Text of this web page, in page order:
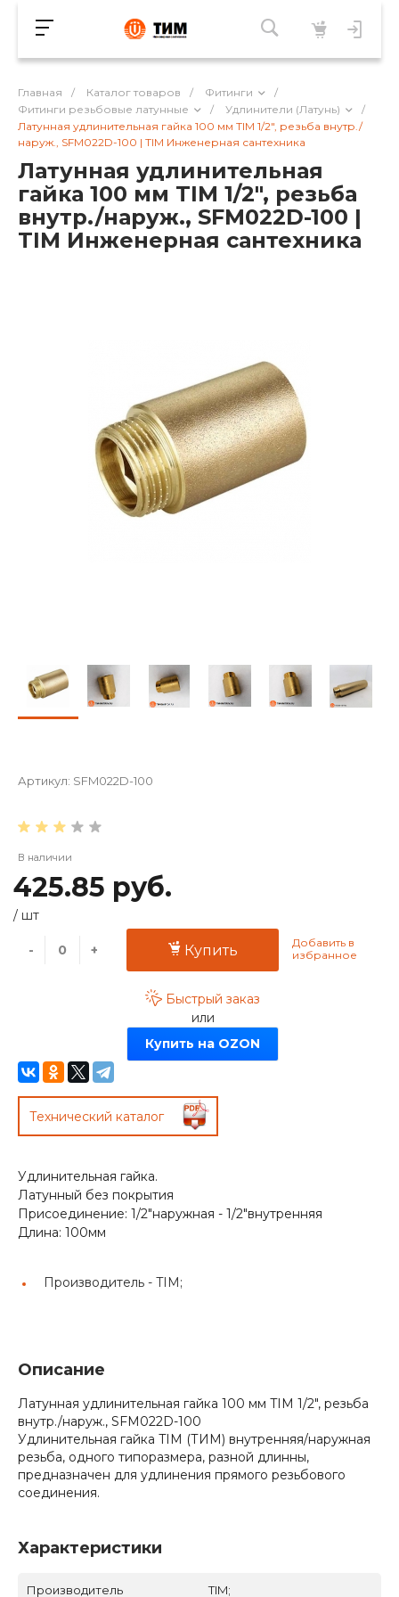
Главная / Каталог товаров / Фитинги
/
Фитинги резьбовые латунные
/ Удлинители (Латунь)
/
Латунная удлинительная гайка 100 мм TIM 1/2", резьба внутр./
наруж., SFM022D-100 | TIM Инженерная сантехника
Латунная удлинительная
гайка 100 мм TIM 1/2", резьба
внутр./наруж., SFM022D-100 |
TIM Инженерная сантехника
Артикул: SFM022D-100
В наличии
425.85 руб.
/ шт
- + Купить
Быстрый заказ
или
Купить на OZON
Технический каталог
Удлинительная гайка.
Латунный без покрытия
Присоединение: 1/2"наружная - 1/2"внутренняя
Длина: 100мм
Производитель - TIM;
Описание
Латунная удлинительная гайка 100 мм TIM 1/2", резьба
внутр./наруж., SFM022D-100
Удлинительная гайка TIM (ТИМ) внутренняя/наружная
резьба, одного типоразмера, разной длинны,
предназначен для удлинения прямого резьбового
соединения.
Характеристики
Производитель TIM;